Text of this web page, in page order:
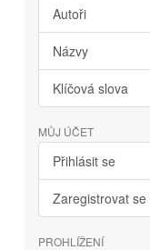
Autoři
Názvy
Klíčová slova
MŮJ ÚČET
Přihlásit se
Zaregistrovat se
PROHLÍŽENÍ